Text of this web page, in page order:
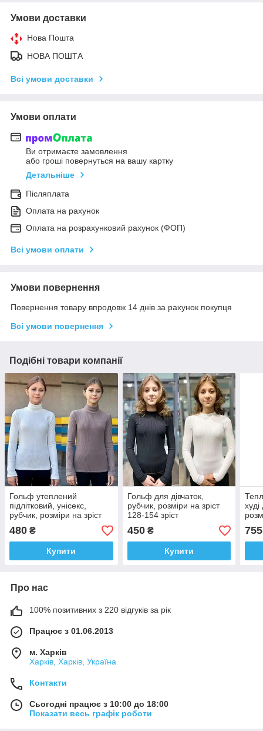
Умови доставки
Нова Пошта
НОВА ПОШТА
Всі умови доставки
Умови оплати
Ви отримаєте замовлення
або гроші повернуться на вашу картку
Детальніше
Післяплата
Оплата на рахунок
Оплата на розрахунковий рахунок (ФОП)
Всі умови оплати
Умови повернення
Повернення товару впродовж 14 днів за рахунок покупця
Всі умови повернення
Подібні товари компанії
Гольф утеплений
підлітковий, унісекс,
рубчик, розміри на зріст
480 ₴
Купити
Гольф для дівчаток,
рубчик, розміри на зріст
128-154 зріст
450₴
Купити
755
Про нас
100% позитивних з 220 відгуків за рік
Працює з 01.06.2013
м. Харків
Харків, Харків, Україна
Контакти
Сьогодні працює з 10:00 до 18:00
Показати весь графік роботи